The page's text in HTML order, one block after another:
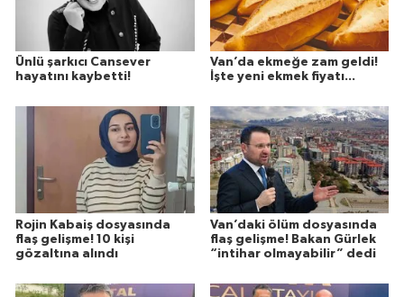
Ünlü şarkıcı Cansever
hayatını kaybetti!
Van’da ekmeğe zam geldi!
İşte yeni ekmek fiyatı...
Rojin Kabaiş dosyasında
flaş gelişme! 10 kişi
gözaltına alındı
Van’daki ölüm dosyasında
flaş gelişme! Bakan Gürlek
“intihar olmayabilir” dedi